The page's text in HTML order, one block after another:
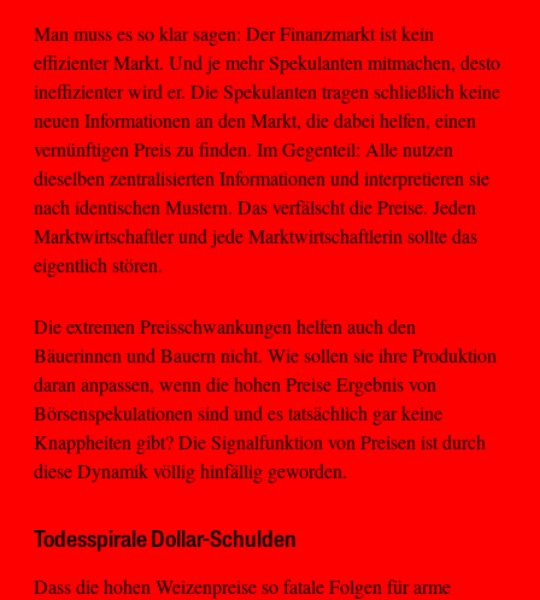
Man muss es so klar sagen: Der Finanzmarkt ist kein
effizienter Markt. Und je mehr Spekulanten mitmachen, desto
ineffizienter wird er. Die Spekulanten tragen schließlich keine
neuen Informationen an den Markt, die dabei helfen, einen
vernünftigen Preis zu finden. Im Gegenteil: Alle nutzen
dieselben zentralisierten Informationen und interpretieren sie
nach identischen Mustern. Das verfälscht die Preise. Jeden
Marktwirtschaftler und jede Marktwirtschaftlerin sollte das
eigentlich stören.
Die extremen Preisschwankungen helfen auch den
Bäuerinnen und Bauern nicht. Wie sollen sie ihre Produktion
daran anpassen, wenn die hohen Preise Ergebnis von
Börsenspekulationen sind und es tatsächlich gar keine
Knappheiten gibt? Die Signalfunktion von Preisen ist durch
diese Dynamik völlig hinfällig geworden.
Todesspirale Dollar-Schulden
Dass die hohen Weizenpreise so fatale Folgen für arme